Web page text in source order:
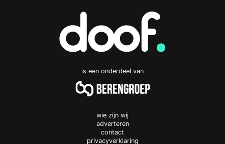
is een onderdeel van
wie zijn wij
adverteren
contact
privacyverklaring